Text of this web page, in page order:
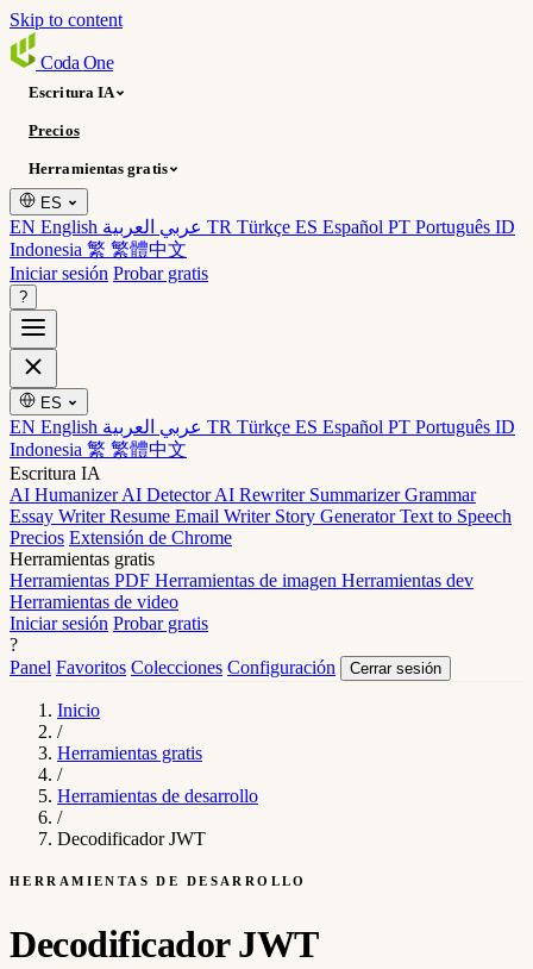
Skip to content
Coda One
Escritura IA
Precios
Herramientas gratis
ES
EN English TR Türkçe ES Español PT Português ID
Indonesia 繁 繁體中文
Iniciar sesión Probar gratis
?
ES
EN English TR Türkçe ES Español PT Português ID
Indonesia 繁 繁體中文
Escritura IA
AI HumanizerAI DetectorAI Rewriter SummarizerGrammar
Essay WriterResume Email Writer Story GeneratorText to Speech
Precios Extensión de Chrome
Herramientas gratis
Herramientas PDF Herramientas de imagen Herramientas dev
Herramientas de video
Iniciar sesión Probar gratis
?
Panel Favoritos Colecciones Configuración Cerrar sesión
Inicio
/
Herramientas gratis
/
Herramientas de desarrollo
/
Decodificador JWT
HERRAMIENTAS DE DESARROLLO
Decodificador JWT